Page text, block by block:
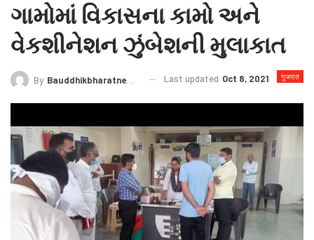
ગામોમાં વિકાસના કામો અને
વેકશીનેશન ઝુંબેશની મુલાકાત
गुजरात
By Bauddhikbharatnews@gmail.com Last updated Oct 8, 2021